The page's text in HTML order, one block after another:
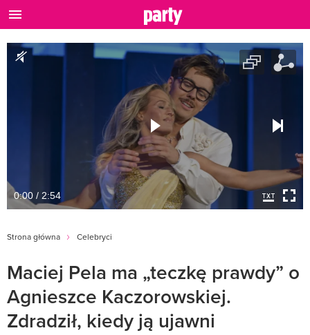
0:00 / 2:54
Strona główna Celebryci
Maciej Pela ma „teczkę prawdy” o
Agnieszce Kaczorowskiej.
Zdradził, kiedy ją ujawni